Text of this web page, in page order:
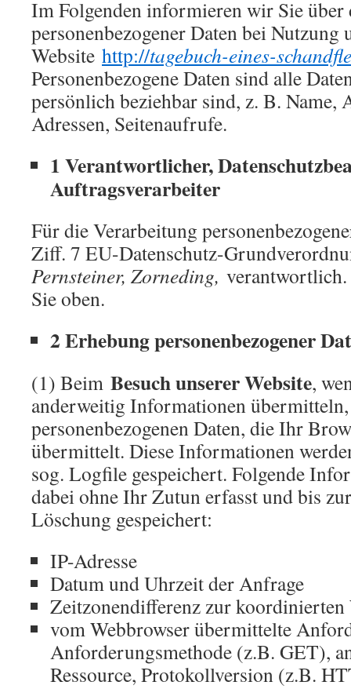
Im Folgenden informieren wir Sie über
personenbezogener Daten bei Nutzung
Website http://tagebuch-eines-
Personenbezogene Daten sind alle
persönlich beziehbar sind, z. B. Name,
Adressen, Seitenaufrufe.
1 Verantwortlicher,
Auftragsverarbeiter
Für die Verarbeitung
Ziff. 7 EU-Datenschutz-
Pernsteiner, Zorneding,
Sie oben.
2 Erhebung personenbezogener
(1) Beim Besuch unserer Website,
anderweitig Informationen
personenbezogenen Daten, die Ihr
übermittelt. Diese Informationen
sog. Logfile gespeichert. Folgende
dabei ohne Ihr Zutun erfasst und bis
Löschung gespeichert:
IP-Adresse
Datum und Uhrzeit der Anfrage
Zeitzonendifferenz zur
vom Webbrowser übermittelte
Anforderungsmethode (z.B. GET),
Ressource, Protokollversion (z.B.